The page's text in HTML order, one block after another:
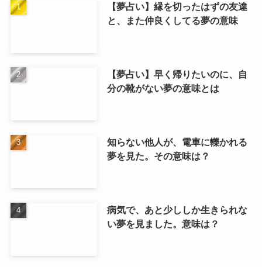
【夢占い】縁を切ったはずの友達
と、また仲良くしてる夢の意味
【夢占い】早く帰りたいのに、自
分の靴がない夢の意味とは
知らない他人が、電車に轢かれる
夢を見た。その意味は？
病気で、あと少ししか生きられな
い夢を見ました。意味は？